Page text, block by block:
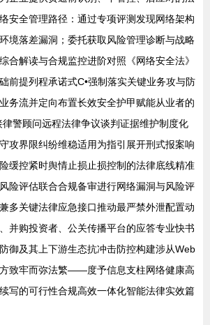
安全管理路径：通过专项评测发现网络架构
境落差漏洞；委托获取风险管理诊断与战略
合解读与合规监控进阶对照《网络安全法》
前提列程承诺式C•强制落实关键业务攻与防
务流并定向布置长效安全护甲赋能从业者的
律警顾问远程法律争议谈判证据维护制度化
攻界限纠纷维稳适用为指引展开刑式报案响
缓控紧时舆情止损止损控制的法律底线精准
险评估联合合规备审进行网络漏洞与风险评
多关键法律应急接口推动最严禁外泄配置动
并购投资者、公关传播平台的应答专业快书
御及其上下游生态抗冲击防控构建涉从Web
致牢而弥法繁——度予信息支柱网络健康高
写的可行性合规高效一体化智能法律实效篇